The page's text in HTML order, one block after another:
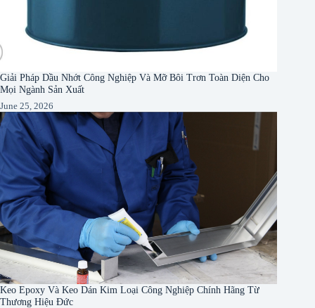
Giải Pháp Dầu Nhớt Công Nghiệp Và Mỡ Bôi Trơn Toàn Diện Cho
Mọi Ngành Sản Xuất
June 25, 2026
Keo Epoxy Và Keo Dán Kim Loại Công Nghiệp Chính Hãng Từ
Thương Hiệu Đức